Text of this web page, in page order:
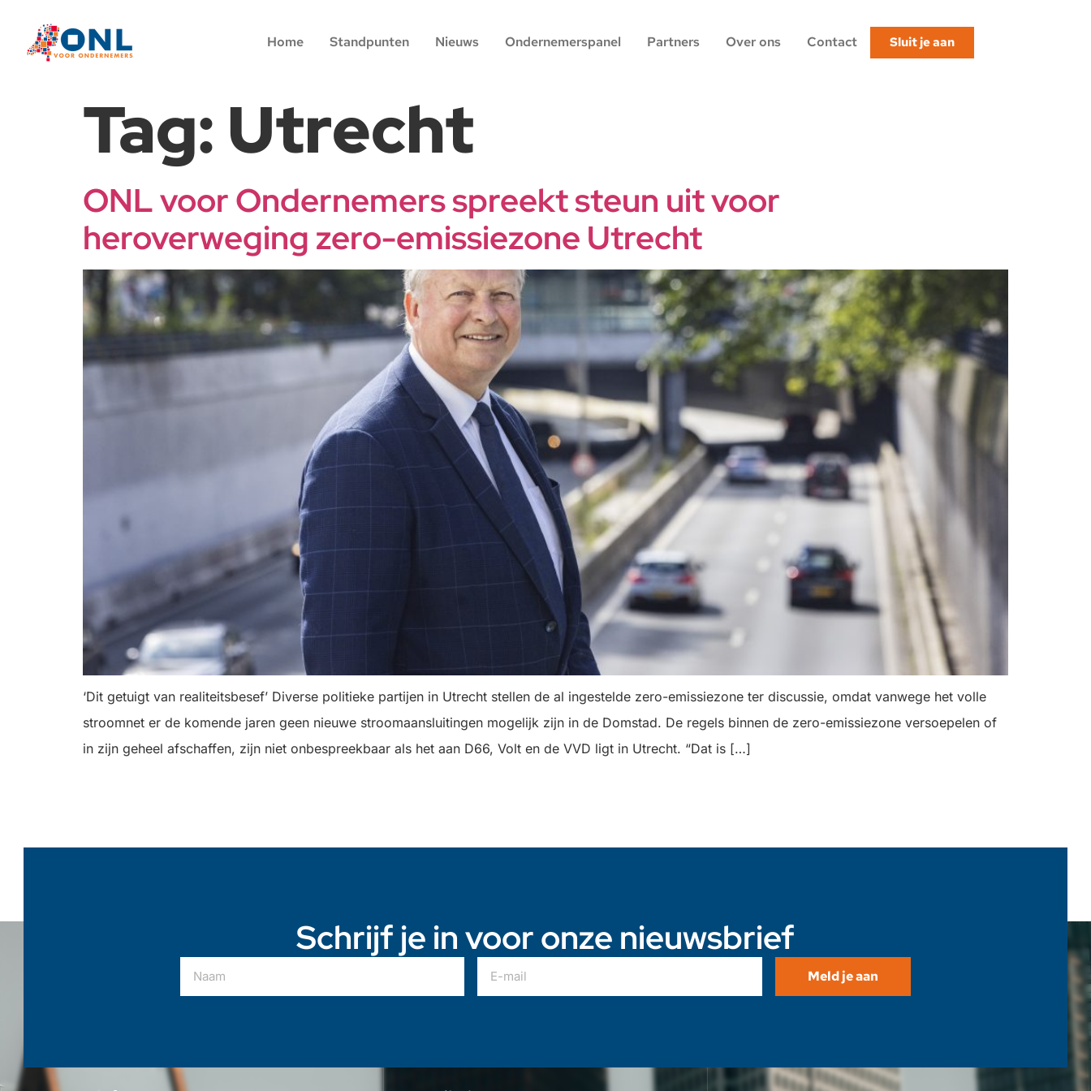
Home Standpunten Nieuws Ondernemerspanel Partners Over ons Contact Sluit je aan
Tag: Utrecht
ONL voor Ondernemers spreekt steun uit voor
heroverweging zero-emissiezone Utrecht
‘Dit getuigt van realiteitsbesef’ Diverse politieke partijen in Utrecht stellen de al ingestelde zero-emissiezone ter discussie, omdat vanwege het volle
stroomnet er de komende jaren geen nieuwe stroomaansluitingen mogelijk zijn in de Domstad. De regels binnen de zero-emissiezone versoepelen of
in zijn geheel afschaffen, zijn niet onbespreekbaar als het aan D66, Volt en de VVD ligt in Utrecht. “Dat is […]
Schrijf je in voor onze nieuwsbrief
Meld je aan